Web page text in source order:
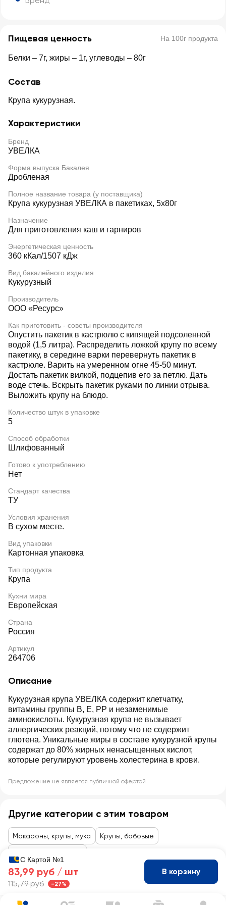
Пищевая ценность На 100г продукта
Белки – 7г, жиры – 1г, углеводы – 80г
Состав
Крупа кукурузная.
Характеристики
Бренд
УВЕЛКА
Форма выпуска Бакалея
Дробленая
Полное название товара (у поставщика)
Крупа кукурузная УВЕЛКА в пакетиках, 5х80г
Назначение
Для приготовления каш и гарниров
Энергетическая ценность
360 кКал/1507 кДж
Вид бакалейного изделия
Кукурузный
Производитель
ООО «Ресурс»
Как приготовить - советы производителя
Опустить пакетик в кастрюлю с кипящей подсоленной
водой (1,5 литра). Распределить ложкой крупу по всему
пакетику, в середине варки перевернуть пакетик в
кастрюле. Варить на умеренном огне 45-50 минут.
Достать пакетик вилкой, подцепив его за петлю. Дать
воде стечь. Вскрыть пакетик руками по линии отрыва.
Выложить крупу на блюдо.
Количество штук в упаковке
5
Способ обработки
Шлифованный
Готово к употреблению
Нет
Стандарт качества
ТУ
Условия хранения
В сухом месте.
Вид упаковки
Картонная упаковка
Тип продукта
Крупа
Кухни мира
Европейская
Страна
Россия
Артикул
264706
Описание
Кукурузная крупа УВЕЛКА содержит клетчатку,
витамины группы В, Е, РР и незаменимые
аминокислоты. Кукурузная крупа не вызывает
аллергических реакций, потому что не содержит
глютена. Уникальные жиры в составе кукурузной крупы
содержат до 80% жирных ненасыщенных кислот,
которые регулируют уровень холестерина в крови.
Предложение не является публичной офертой
Другие категории с этим товаром
Макароны, крупы, мука Крупы, бобовые
С Картой №1
83,99 руб / шт
115,79 руб -27%
В корзину